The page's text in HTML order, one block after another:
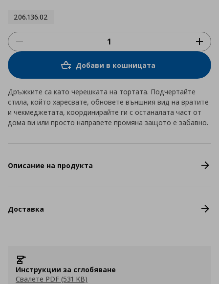
206.136.02
Добави в кошницата
Дръжките са като черешката на тортата. Подчертайте
стила, който харесвате, обновете външния вид на вратите
и чекмеджетата, координирайте ги с останалата част от
дома ви или просто направете промяна защото е забавно.
Описание на продукта
Доставка
Инструкции за сглобяване
Свалете PDF (531 KB)